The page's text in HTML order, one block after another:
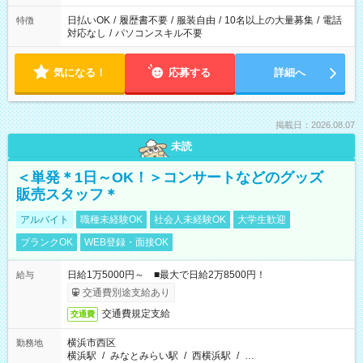
特徴 日払いOK / 履歴書不要 / 服装自由 / 10名以上の大量募集 / 電話
対応なし / パソコンスキル不要
気になる！ 応募する 詳細へ
掲載日：2026.08.07
未読
＜単発＊1日～OK！＞コンサートなどのグッズ
販売スタッフ＊
アルバイト 職種未経験OK 社会人未経験OK
大学生歓迎
ブランクOK
WEB登録・面接OK
給与
日給1万5000円～ ■最大で日給2万8500円！
交通費別途支給あり
交通費 交通費規定支給
勤務地
横浜市西区
横浜駅 / みなとみらい駅 / 西横浜駅 / …